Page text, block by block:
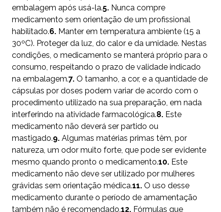
embalagem após usá-la.5. Nunca compre
medicamento sem orientação de um profissional
habilitado.6. Manter em temperatura ambiente (15 a
30ºC). Proteger da luz, do calor e da umidade. Nestas
condições, o medicamento se manterá próprio para o
consumo, respeitando o prazo de validade indicado
na embalagem.7. O tamanho, a cor, e a quantidade de
cápsulas por doses podem variar de acordo com o
procedimento utilizado na sua preparação, em nada
interferindo na atividade farmacológica.8. Este
medicamento não deverá ser partido ou
mastigado.9. Algumas matérias primas têm, por
natureza, um odor muito forte, que pode ser evidente
mesmo quando pronto o medicamento.10. Este
medicamento não deve ser utilizado por mulheres
grávidas sem orientação médica.11. O uso desse
medicamento durante o período de amamentação
também não é recomendado.12. Fórmulas que